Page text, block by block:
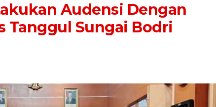
Audensi Dengan
Tanggul Sungai Bodri